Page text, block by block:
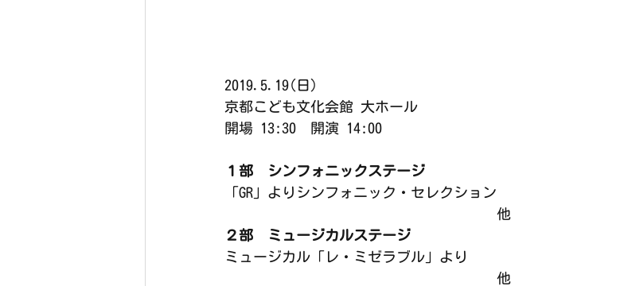
2019.5.19(日)
京都こども文化会館 大ホール
開場 13:30　開演 14:00
１部　シンフォニックステージ
「GR」よりシンフォニック・セレクション
他
２部　ミュージカルステージ
ミュージカル「レ・ミゼラブル」より
他